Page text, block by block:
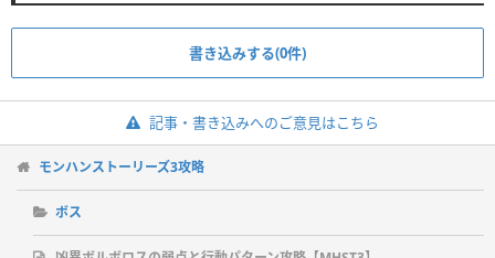
書き込みする(0件)
記事・書き込みへのご意見はこちら
モンハンストーリーズ3攻略
ボス